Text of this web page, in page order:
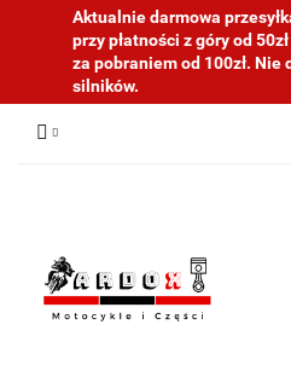
Aktualnie darmowa
przy płatności z góry od
za pobraniem od 100zł. Nie
silników.